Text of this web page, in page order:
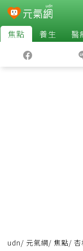
焦點 養生 醫
udn/ 元氣網/ 焦點/ 杏